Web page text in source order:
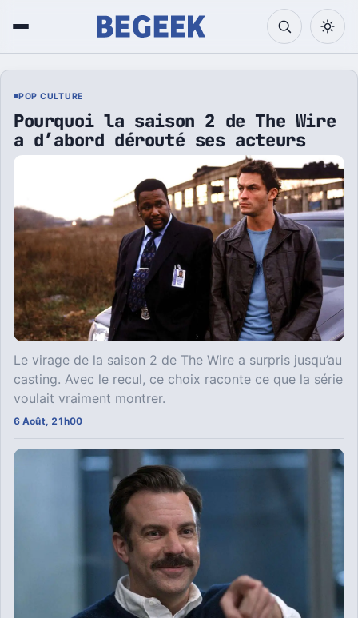
Tech et Pop culture
POP CULTURE
Pourquoi la saison 2 de The Wire
a d’abord dérouté ses acteurs
Le virage de la saison 2 de The Wire a surpris jusqu’au
casting. Avec le recul, ce choix raconte ce que la série
voulait vraiment montrer.
6 Août, 21h00